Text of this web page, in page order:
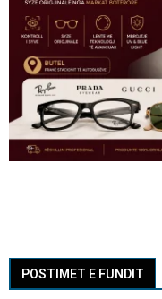
POSTIMET E FUNDIT